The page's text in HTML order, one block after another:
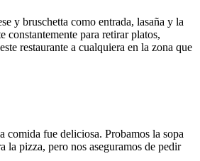
y bruschetta como entrada, lasaña y la
para retirar platos,
restaurante a cualquiera en la zona que
comida fue deliciosa. Probamos la sopa
la pizza, pero nos aseguramos de pedir